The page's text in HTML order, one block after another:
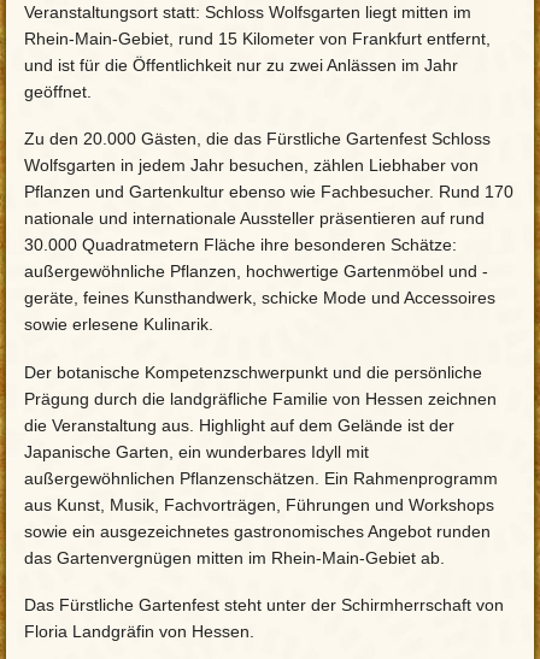
Veranstaltungsort statt: Schloss Wolfsgarten liegt mitten im
Rhein-Main-Gebiet, rund 15 Kilometer von Frankfurt entfernt,
und ist für die Öffentlichkeit nur zu zwei Anlässen im Jahr
geöffnet.
Zu den 20.000 Gästen, die das Fürstliche Gartenfest Schloss
Wolfsgarten in jedem Jahr besuchen, zählen Liebhaber von
Pflanzen und Gartenkultur ebenso wie Fachbesucher. Rund 170
nationale und internationale Aussteller präsentieren auf rund
30.000 Quadratmetern Fläche ihre besonderen Schätze:
außergewöhnliche Pflanzen, hochwertige Gartenmöbel und -
geräte, feines Kunsthandwerk, schicke Mode und Accessoires
sowie erlesene Kulinarik.
Der botanische Kompetenzschwerpunkt und die persönliche
Prägung durch die landgräfliche Familie von Hessen zeichnen
die Veranstaltung aus. Highlight auf dem Gelände ist der
Japanische Garten, ein wunderbares Idyll mit
außergewöhnlichen Pflanzenschätzen. Ein Rahmenprogramm
aus Kunst, Musik, Fachvorträgen, Führungen und Workshops
sowie ein ausgezeichnetes gastronomisches Angebot runden
das Gartenvergnügen mitten im Rhein-Main-Gebiet ab.
Das Fürstliche Gartenfest steht unter der Schirmherrschaft von
Floria Landgräfin von Hessen.